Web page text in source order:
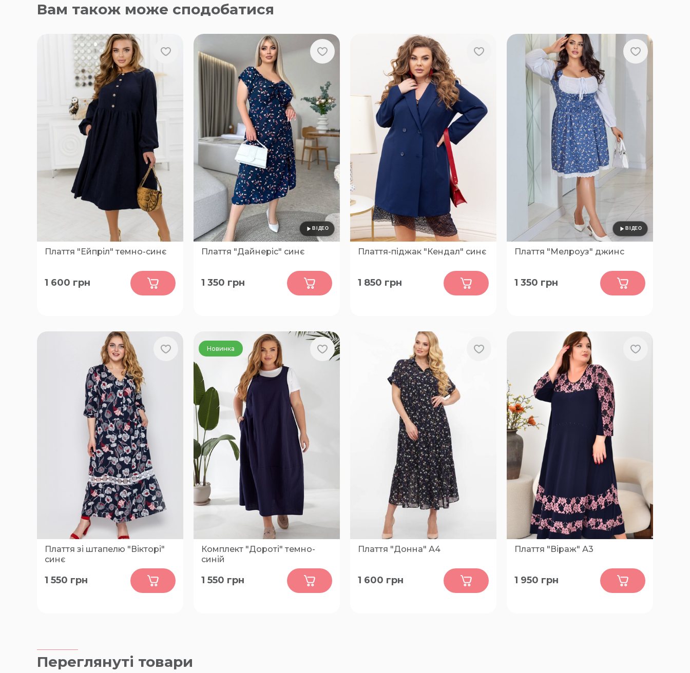
Вам також може сподобатися
Плаття "Ейпріл" темно-синє
46-48, 50-52, 54-56, 58-60, 62-64,
1 600 грн
Плаття "Дайнеріс" синє
1 350 грн
Плаття-піджак "Кендал" синє
46-48, 50-52, 54-56, 58-60, 62-64,
1 850 грн
Плаття "Мелроуз" джинс
46-48, 50-52, 54-56, 58-60
1 350 грн
Плаття зі штапелю "Вікторі"
синє
1 550 грн
Новинка
Комплект "Дороті" темно-
синій
1 550 грн
Плаття "Донна" А4
1 600 грн
Плаття "Віраж" А3
1 950 грн
Переглянуті товари